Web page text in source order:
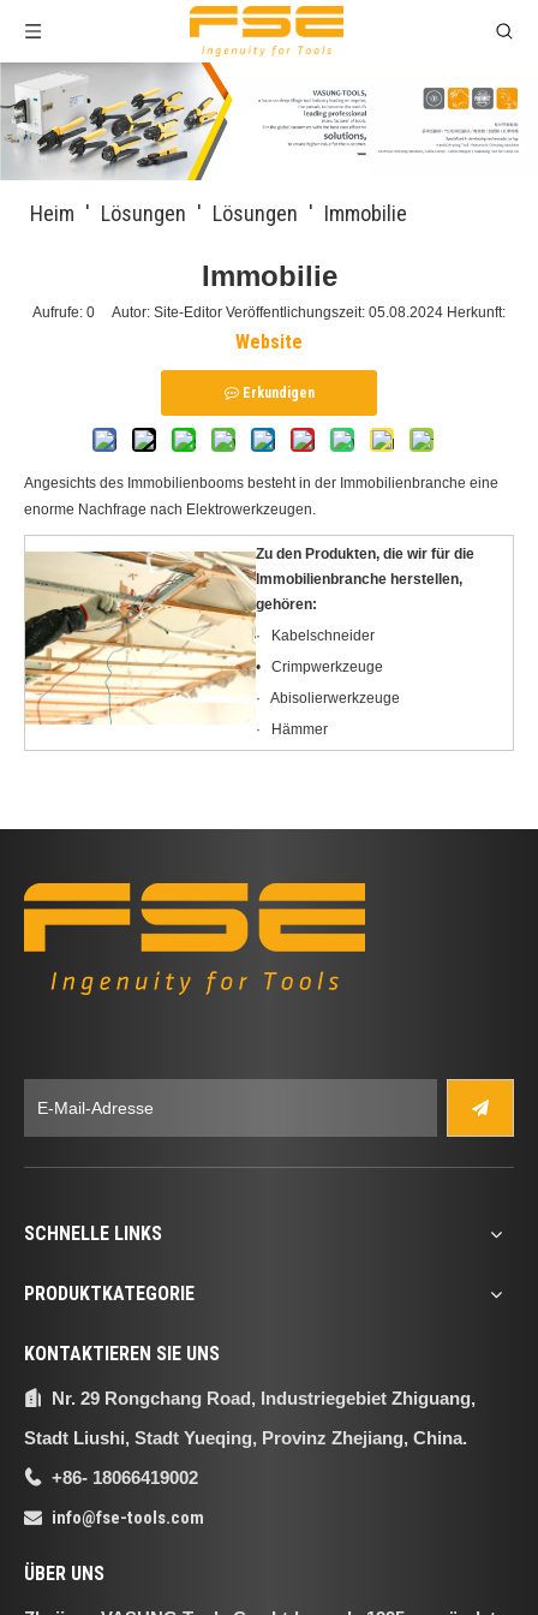
Heim ' Lösungen ' Lösungen ' Immobilie
Immobilie
Aufrufe: 0 Autor: Site-Editor Veröffentlichungszeit: 05.08.2024 Herkunft:
Website
Erkundigen
Angesichts des Immobilienbooms besteht in der Immobilienbranche eine
enorme Nachfrage nach Elektrowerkzeugen.
Zu den Produkten, die wir für die
Immobilienbranche herstellen,
gehören:
·
Kabelschneider
• Crimpwerkzeuge
· Abisolierwerkzeuge
·
Hämmer
SCHNELLE LINKS
PRODUKTKATEGORIE
KONTAKTIEREN SIE UNS

Nr. 29 Rongchang Road, Industriegebiet Zhiguang,
Stadt Liushi, Stadt Yueqing, Provinz Zhejiang, China.
 +86- 18066419002
 info@fse-tools.com
ÜBER UNS